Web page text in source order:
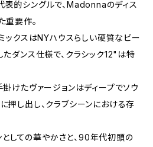
表的シングルで、Madonnaのディス
重要作。
クスはNYハウスらしい硬質なビー
たダンス仕様で、クラシック12"は特
けたヴァージョンはディープでソウ
押し出し、クラブシーンにおける存
しての華やかさと、90年代初頭の